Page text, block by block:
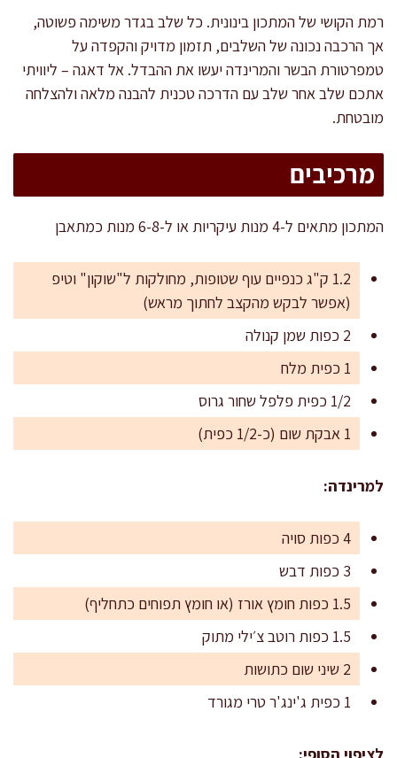
רמת הקושי של המתכון בינונית. כל שלב בגדר משימה פשוטה,
אך הרכבה נכונה של השלבים, תזמון מדויק והקפדה על
טמפרטורת הבשר והמרינדה יעשו את ההבדל. אל דאגה – ליוויתי
אתכם שלב אחר שלב עם הדרכה טכנית להבנה מלאה ולהצלחה
מובטחת.
מרכיבים
המתכון מתאים ל-4 מנות עיקריות או ל-6-8 מנות כמתאבן
1.2 ק"ג כנפיים עוף שטופות, מחולקות ל"שוקון" וטיפ
(אפשר לבקש מהקצב לחתוך מראש)
2 כפות שמן קנולה
1 כפית מלח
1/2 כפית פלפל שחור גרוס
1 אבקת שום (כ-1/2 כפית)
למרינדה:
4 כפות סויה
3 כפות דבש
1.5 כפות חומץ אורז (או חומץ תפוחים כתחליף)
1.5 כפות רוטב צ׳ילי מתוק
2 שיני שום כתושות
1 כפית ג'ינג'ר טרי מגורד
לציפוי הסופי: